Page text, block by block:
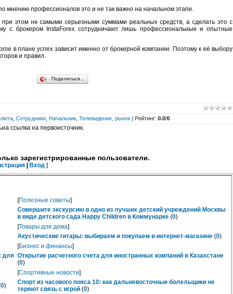
мнению профессионалов это и не так важно на начальном этапе.
этом не самыми серьезными суммами реальных средств, а сделать это с
с брокером InstaForex сотрудничают лишь профессиональные и опытные
в плане успех зависит именно от брокерной компании. Поэтому к её выбору
и правил.
Поделиться…
Сотрудники Начальник Телевидение рынок | Рейтинг: 0.0/0
ссылка на первоисточник.
зарегистрированные пользователи.
Вход ]
[Полезные советы]
Совершите экскурсию в одно из лучших детский учреждений Москвы
в виде детского сада Happy Children в Коммунарке (0)
[Товары для дома]
Акустические гитары: выбираем и покупаем в интернет-магазине (0)
для
[Бизнес и финансы]
Открытие расчетного счета для иностранных компаний в Казахстане
(0)
0)
[Спортивные новости]
Спорт из часового пояса 10: как дальневосточные болельщики не
теряют связь с игрой (0)